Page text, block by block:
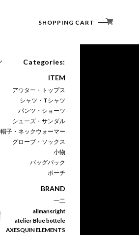
SHOPPING CART
Categories:
ITEM
アウター・トップス
シャツ・Tシャツ
パンツ・ショーツ
シューズ・サンダル
帽子・ネックウォーマー
グローブ・ソックス
小物
バッグパック
ポーチ
BRAND
一二
allmansright
atelier Blue bottele
AXESQUIN ELEMENTS